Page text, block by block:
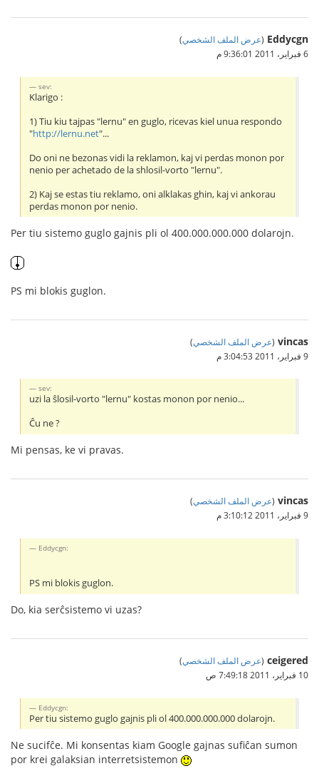
Eddycgn
(عرض الملف الشخصي)
6 فبراير، 2011 9:36:01 م
sev:
Klarigo :
1) Tiu kiu tajpas "lernu" en guglo, ricevas kiel unua respondo
"http://lernu.net"...
Do oni ne bezonas vidi la reklamon, kaj vi perdas monon por
nenio per achetado de la shlosil-vorto "lernu".
2) Kaj se estas tiu reklamo, oni alklakas ghin, kaj vi ankorau
perdas monon por nenio.
Per tiu sistemo guglo gajnis pli ol 400.000.000.000 dolarojn.
PS mi blokis guglon.
vincas
(عرض الملف الشخصي)
9 فبراير، 2011 3:04:53 م
sev:
uzi la ŝlosil-vorto "lernu" kostas monon por nenio...
Ĉu ne ?
Mi pensas, ke vi pravas.
vincas
(عرض الملف الشخصي)
9 فبراير، 2011 3:10:12 م
Eddycgn:
PS mi blokis guglon.
Do, kia serĉsistemo vi uzas?
ceigered
(عرض الملف الشخصي)
10 فبراير، 2011 7:49:18 ص
Eddycgn:
Per tiu sistemo guglo gajnis pli ol 400.000.000.000 dolarojn.
Ne sucifĉe. Mi konsentas kiam Google gajnas sufiĉan sumon
por krei galaksian interretsistemon